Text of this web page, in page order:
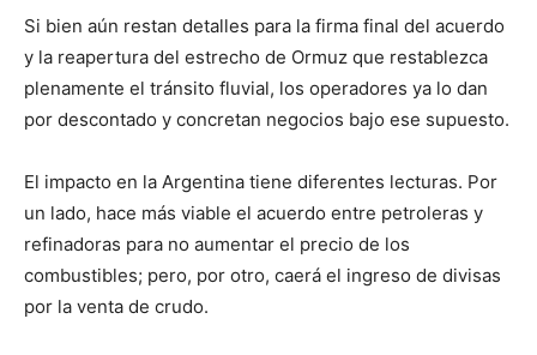
Si bien aún restan detalles para la firma final del acuerdo
y la reapertura del estrecho de Ormuz que restablezca
plenamente el tránsito fluvial, los operadores ya lo dan
por descontado y concretan negocios bajo ese supuesto.
El impacto en la Argentina tiene diferentes lecturas. Por
un lado, hace más viable el acuerdo entre petroleras y
refinadoras para no aumentar el precio de los
combustibles; pero, por otro, caerá el ingreso de divisas
por la venta de crudo.